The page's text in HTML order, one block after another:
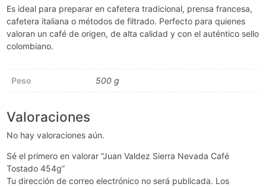
Es ideal para preparar en cafetera tradicional, prensa francesa,
cafetera italiana o métodos de filtrado. Perfecto para quienes
valoran un café de origen, de alta calidad y con el auténtico sello
colombiano.
Peso 500 g
Valoraciones
No hay valoraciones aún.
Sé el primero en valorar “Juan Valdez Sierra Nevada Café
Tostado 454g”
Tu dirección de correo electrónico no será publicada. Los